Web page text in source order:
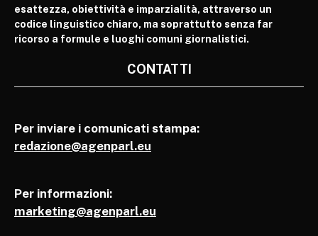
esattezza, obiettività e imparzialità, attraverso un
codice linguistico chiaro, ma soprattutto senza far
ricorso a formule e luoghi comuni giornalistici.
CONTATTI
Per inviare i comunicati stampa:
redazione@agenparl.eu
Per informazioni:
marketing@agenparl.eu